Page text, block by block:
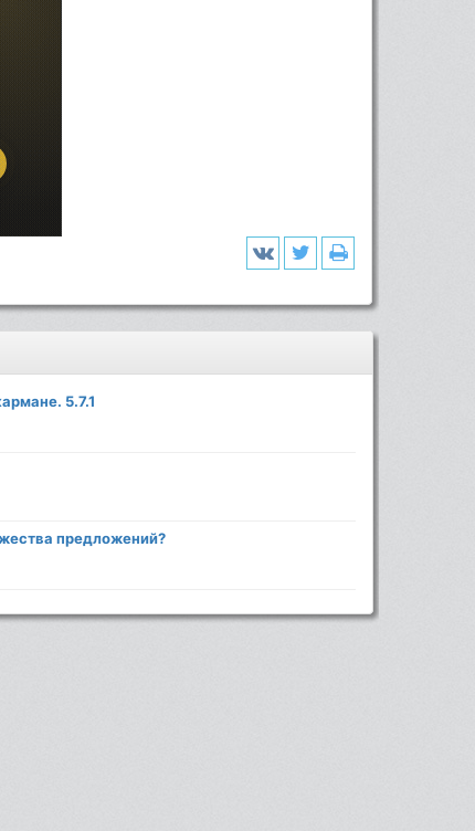
5.7.1
предложений?